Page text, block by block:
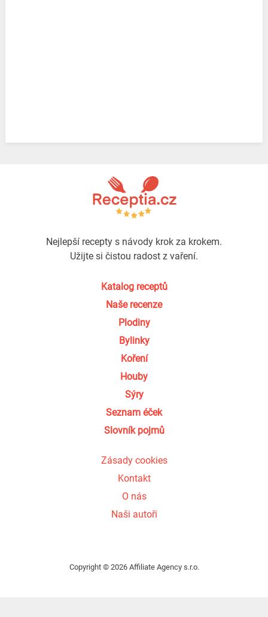
Nejlepší recepty s návody krok za krokem.
Užijte si čistou radost z vaření.
Katalog receptů
Naše recenze
Plodiny
Bylinky
Koření
Houby
Sýry
Seznam éček
Slovník pojmů
Zásady cookies
Kontakt
O nás
Naši autoři
Copyright © 2026 Affiliate Agency s.r.o.